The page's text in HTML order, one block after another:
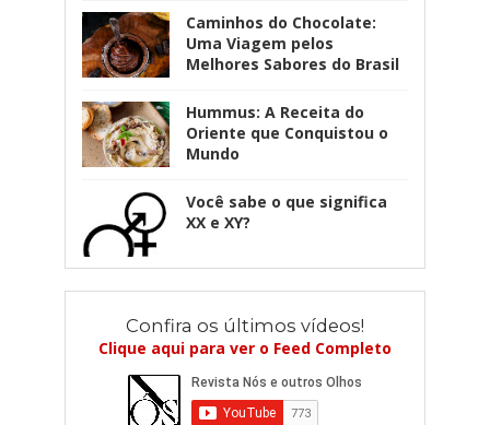
Caminhos do Chocolate:
Uma Viagem pelos
Melhores Sabores do Brasil
Hummus: A Receita do
Oriente que Conquistou o
Mundo
Você sabe o que significa
XX e XY?
Confira os últimos vídeos!
Clique aqui para ver o Feed Completo